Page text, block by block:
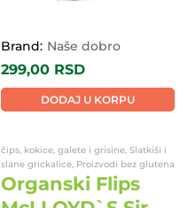
Brand: Naše dobro
299,00 RSD
DODAJ U KORPU
čips, kokice, galete i grisine, Slatkiši i
slane grickalice, Proizvodi bez glutena
Organski Flips